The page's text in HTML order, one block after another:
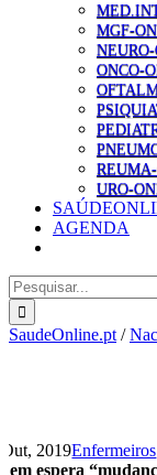
MGF-
ONCO-
URO-
AGENDA
Pesquisar
SaudeOnline.pt /
2019Enfermeiros
espera